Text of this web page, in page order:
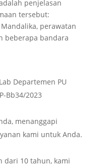
penjelasan
tersebut:
perawatan
beberapa bandara
Departemen PU
Bb34/2023
menanggapi
kami untuk Anda.
dari 10 tahun, kami